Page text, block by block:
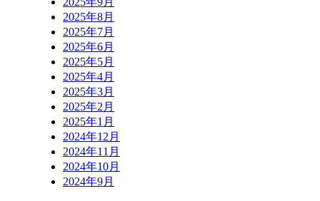
2025年8月
2025年7月
2025年6月
2025年5月
2025年4月
2025年3月
2025年2月
2025年1月
2024年12月
2024年11月
2024年10月
2024年9月